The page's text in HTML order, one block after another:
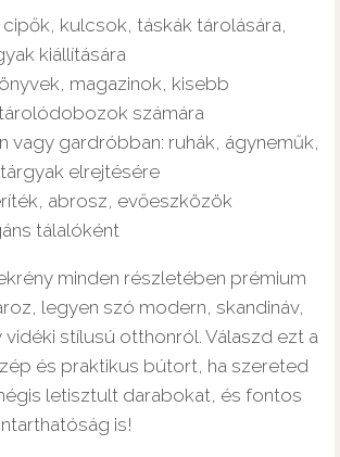
kulcsok, táskák tárolására,
kiállítására
magazinok, kisebb
számára
vagy gardróbban: ruhák, ágyneműk,
elrejtésére
abrosz, evőeszközök
tálalóként
minden részletében prémium
legyen szó modern, skandináv,
vidéki stílusú otthonról. Válaszd ezt a
és praktikus bútort, ha szereted
letisztult darabokat, és fontos
is!